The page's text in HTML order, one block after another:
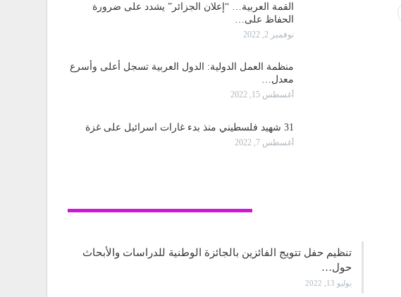
القمة العربية… “إعلان الجزائر” يشدد على ضرورة
الحفاظ على…
نوفمبر 2, 2022
منظمة العمل الدولية: الدول العربية تسجل أعلى وأسرع
معدل…
أغسطس 15, 2022
31 شهيد فلسطيني منذ بدء غارات اسرائيل على غزة
أغسطس 7, 2022
تنظيم حفل تتويج الفائزين بالجائزة الوطنية للدراسات والأبحاث
حول…
يوليو 13, 2022